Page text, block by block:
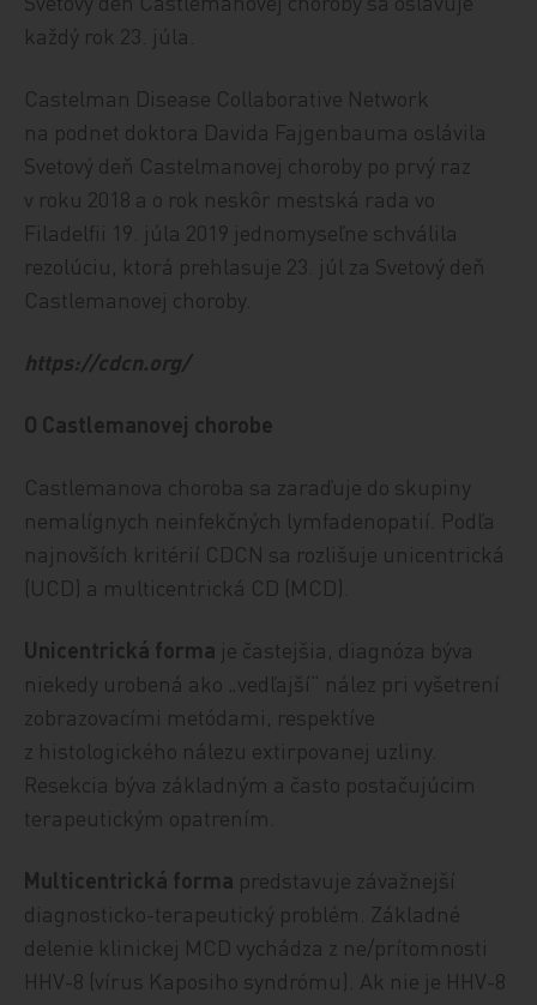
každý rok 23. júla.
Castelman Disease Collaborative Network
na podnet doktora Davida Fajgenbauma oslávila
Svetový deň Castelmanovej choroby po prvý raz
v roku 2018 a o rok neskôr mestská rada vo
Filadelfii 19. júla 2019 jednomyseľne schválila
rezolúciu, ktorá prehlasuje 23. júl za Svetový deň
Castlemanovej choroby.
https://cdcn.org/
O Castlemanovej chorobe
Castlemanova choroba sa zaraďuje do skupiny
nemalígnych neinfekčných lymfadenopatií. Podľa
najnovších kritérií CDCN sa rozlišuje unicentrická
(UCD) a multicentrická CD (MCD).
Unicentrická forma je častejšia, diagnóza býva
niekedy urobená ako „vedľajší“ nález pri vyšetrení
zobrazovacími metódami, respektíve
z histologického nálezu extirpovanej uzliny.
Resekcia býva základným a často postačujúcim
terapeutickým opatrením.
Multicentrická forma predstavuje závažnejší
diagnosticko-terapeutický problém. Základné
delenie klinickej MCD vychádza z ne/prítomnosti
HHV-8 (vírus Kaposiho syndrómu). Ak nie je HHV-8